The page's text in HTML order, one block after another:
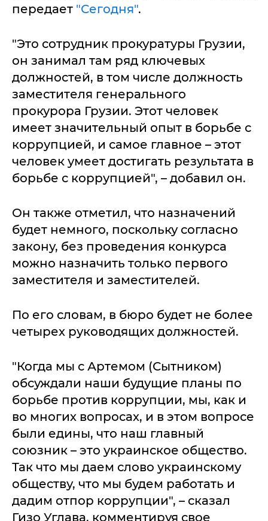
передает "Сегодня".
"Это сотрудник прокуратуры Грузии,
он занимал там ряд ключевых
должностей, в том числе должность
заместителя генерального
прокурора Грузии. Этот человек
имеет значительный опыт в борьбе с
коррупцией, и самое главное – этот
человек умеет достигать результата в
борьбе с коррупцией", – добавил он.
Он также отметил, что назначений
будет немного, поскольку согласно
закону, без проведения конкурса
можно назначить только первого
заместителя и заместителей.
По его словам, в бюро будет не более
четырех руководящих должностей.
"Когда мы с Артемом (Сытником)
обсуждали наши будущие планы по
борьбе против коррупции, мы, как и
во многих вопросах, и в этом вопросе
были едины, что наш главный
союзник – это украинское общество.
Так что мы даем слово украинскому
обществу, что мы будем работать и
дадим отпор коррупции", – сказал
Гизо Углава, комментируя свое